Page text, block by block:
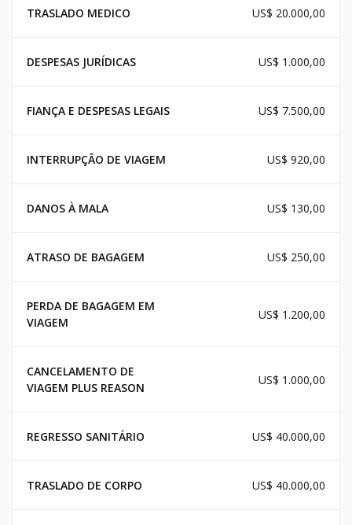
TRASLADO MEDICO US$ 20.000,00
DESPESAS JURÍDICAS US$ 1.000,00
FIANÇA E DESPESAS LEGAIS US$ 7.500,00
INTERRUPÇÃO DE VIAGEM US$ 920,00
DANOS À MALA US$ 130,00
ATRASO DE BAGAGEM US$ 250,00
PERDA DE BAGAGEM EM
VIAGEM
US$ 1.200,00
CANCELAMENTO DE
VIAGEM PLUS REASON
US$ 1.000,00
REGRESSO SANITÁRIO US$ 40.000,00
TRASLADO DE CORPO US$ 40.000,00